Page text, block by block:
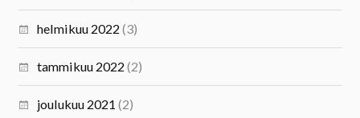
helmikuu 2022 (3)
tammikuu 2022 (2)
joulukuu 2021 (2)